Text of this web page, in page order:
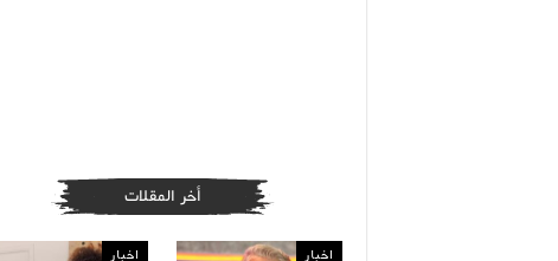
أخر المقلات
اخبار اخبار